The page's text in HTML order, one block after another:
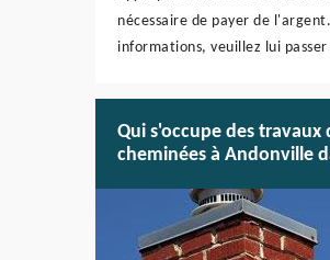
nécessaire de payer de
informations, veuillez lui
Qui s'occupe des travaux
cheminées à Andonville